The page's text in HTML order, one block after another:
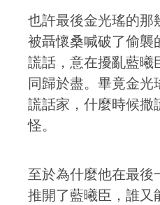
也許最後金光瑤的那
被聶懷桑喊破了偷襲
謊話，意在擾亂藍曦
同歸於盡。畢竟金光
謊話家，什麼時候撒
怪。
至於為什麼他在最後
推開了藍曦臣，誰又